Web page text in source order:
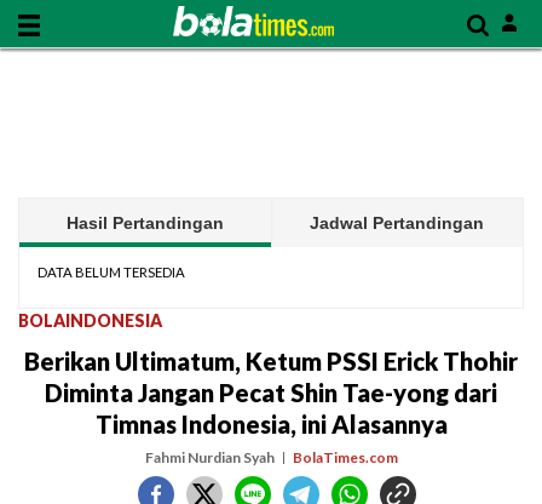
Hasil Pertandingan Jadwal Pertandingan
DATA BELUM TERSEDIA
BOLAINDONESIA
Berikan Ultimatum, Ketum PSSI Erick Thohir
Diminta Jangan Pecat Shin Tae-yong dari
Timnas Indonesia, ini Alasannya
Fahmi Nurdian Syah BolaTimes.com